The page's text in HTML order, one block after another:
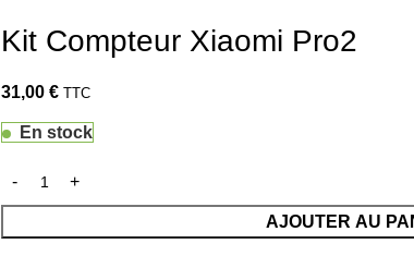
Kit Compteur Xiaomi Pro2
31,00 € TTC
En stock
AJOUTER AU